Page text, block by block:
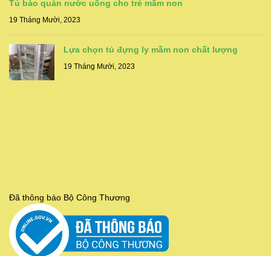
Tủ bảo quản nước uống cho trẻ mầm non
19 Tháng Mười, 2023
Lựa chọn tủ đựng ly mầm non chất lượng
19 Tháng Mười, 2023
Đã thông báo Bộ Công Thương